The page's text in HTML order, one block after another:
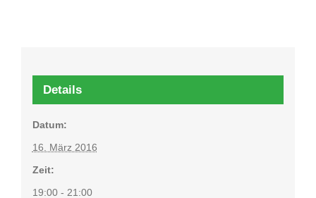
Details
Datum:
16. März 2016
Zeit:
19:00 - 21:00